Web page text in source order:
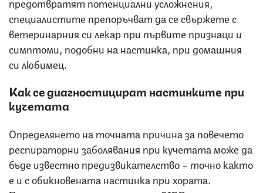
специалистите препоръчват да се свържете с
ветеринарния си лекар при първите признаци и
симптоми, подобни на настинка, при домашния
си любимец.
Как се диагностицират настинките при
кучетата
Определянето на точната причина за повечето
респираторни заболявания при кучетата може да
бъде известно предизвикателство – точно както
е и с обикновената настинка при хората.